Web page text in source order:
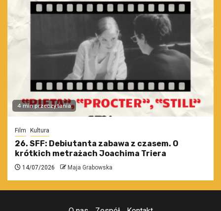
4 min przeczytania
Film Kultura
26. SFF: Debiutanta zabawa z czasem. O
krótkich metrażach Joachima Triera
14/07/2026 Maja Grabowska